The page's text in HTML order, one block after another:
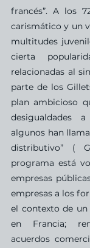
francés”. A los
carismático y un
multitudes
cierta
relacionadas al
parte de los
plan ambicioso
algunos han
distributivo” (
programa está
empresas
empresas a los
el contexto de un
en Francia;
acuerdos